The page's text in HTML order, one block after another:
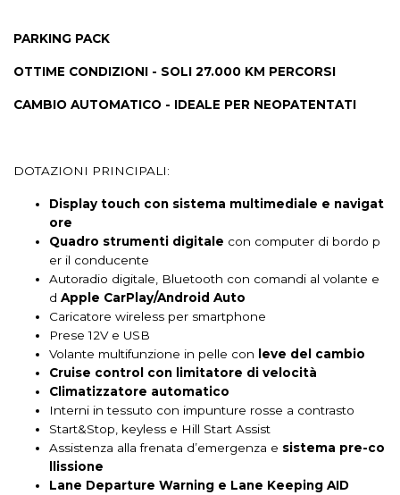
Cromature esterne
Esc / electronic stability control Fari a led Fari automatici
Fari posteriori a led Fendinebbia
Illuminazione abitacolo
Impianto audio con touchscreen
Impianto di navigazione con comandi vocali
Impianto di navigazione con touchscreen
Indicatore pressione pneumatici Interni in tessuto
Keyless system Kit riparazione pneumatici / tirefit
Lettore mp3 Leve al volante Limitatore di velocità
Luci diurne Luci diurne a led Lunotto termico
Maniglie esterne in tinta Navigatore Pacchetto
Paraurti in tinta Partenza in salita assistita
PARKING PACK
OTTIME CONDIZIONI - SOLI 27.000 KM PERCORSI
CAMBIO AUTOMATICO - IDEALE PER NEOPATENTATI
DOTAZIONI PRINCIPALI:
Display touch con sistema multimediale e navigat
ore
Quadro strumenti digitale con computer di bordo p
er il conducente
Autoradio digitale, Bluetooth con comandi al volante e
d Apple CarPlay/Android Auto
Caricatore wireless per smartphone
Prese 12V e USB
Volante multifunzione in pelle con leve del cambio
Cruise control con limitatore di velocità
Climatizzatore automatico
Interni in tessuto con impunture rosse a contrasto
Start&Stop, keyless e Hill Start Assist
Assistenza alla frenata d’emergenza e sistema pre-co
llissione
Lane Departure Warning e Lane Keeping AID